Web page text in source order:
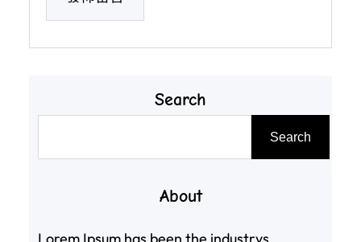
Search
Search
About
Lorem Ipsum has been the industrys